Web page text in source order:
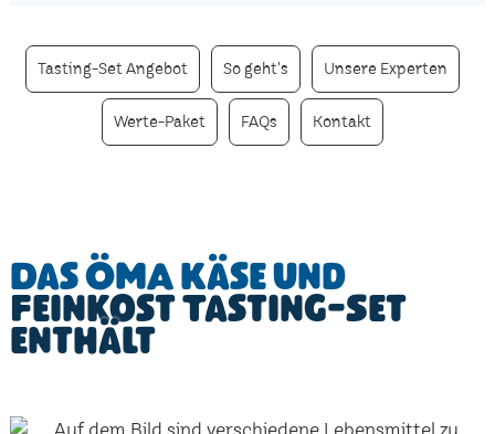
Tasting-Set Angebot So geht's Unsere Experten
Werte-Paket FAQs Kontakt
Das ÖMA Käse und
Feinkost Tasting-Set
enthält